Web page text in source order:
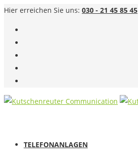
Hier erreichen Sie uns: 030 - 21 45 85 45
TELEFONANLAGEN